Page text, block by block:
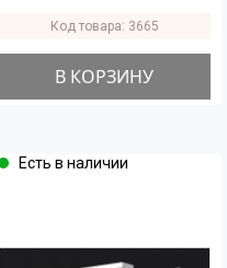
Код товара: 3665
В КОРЗИНУ
Есть в наличии